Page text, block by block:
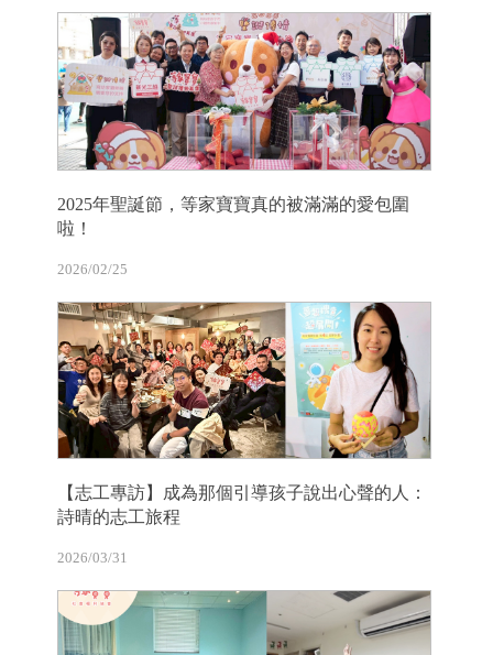
2025年聖誕節，等家寶寶真的被滿滿的愛包圍
啦！
2026/02/25
【志工專訪】成為那個引導孩子說出心聲的人：
詩晴的志工旅程
2026/03/31